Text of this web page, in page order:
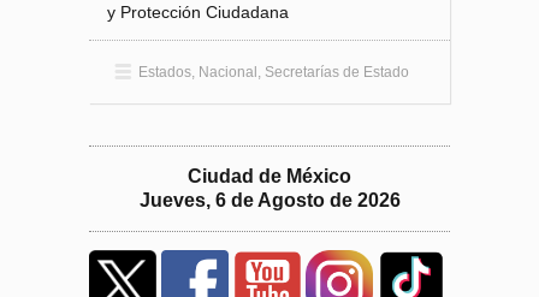
y Protección Ciudadana
Estados, Nacional , Secretarías de Estado
Ciudad de México
Jueves, 6 de Agosto de 2026